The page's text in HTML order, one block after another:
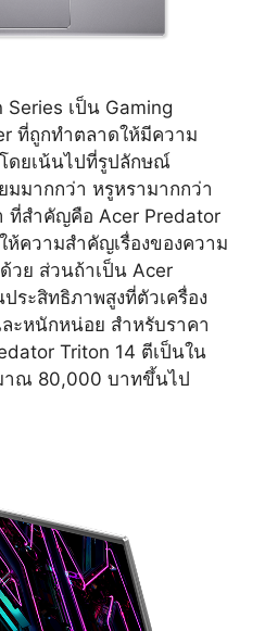
เป็น Gaming
ที่ถูกทำตลาดให้มีความ
ดยเน้นไปที่รูปลักษณ์
มากกว่า หรูหรามากกว่า
ที่สำคัญคือ Acer Predator
ห้ความสำคัญเรื่องของความ
วย ส่วนถ้าเป็น Acer
ระสิทธิภาพสูงที่ตัวเครื่อง
ะหนักหน่อย สำหรับราคา
Triton 14 ตีเป็นใน
าณ 80,000 บาทขึ้นไป